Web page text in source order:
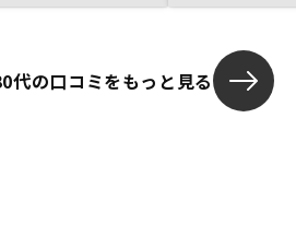
代の口コミをもっと見る